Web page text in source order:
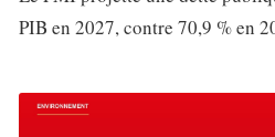
PIB en 2027, contre 70,9 % en